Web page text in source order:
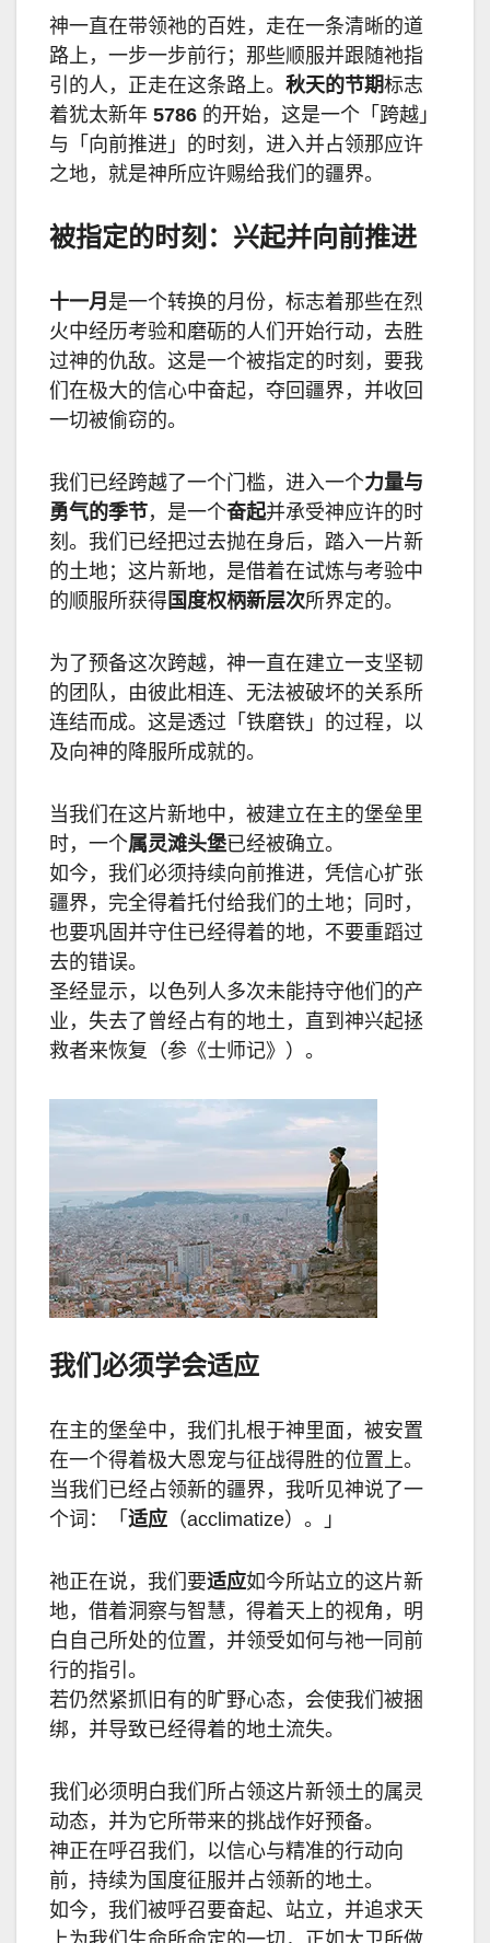
神一直在带领祂的百姓，走在一条清晰的道
路上，一步一步前行；那些顺服并跟随祂指
引的人，正走在这条路上。 秋天的节期标志
着犹太新年 5786 的开始，这是一个「跨越」
与「向前推进」的时刻，进入并占领那应许
之地，就是神所应许赐给我们的疆界。
被指定的时刻：兴起并向前推进
十一月 是一个转换的月份，标志着那些在烈
火中经历考验和磨砺的人们开始行动，去胜
过神的仇敌。这是一个被指定的时刻，要我
们在极大的信心中奋起，夺回疆界，并收回
一切被偷窃的。
我们已经跨越了一个门槛，进入一个力量与
勇气的季节，是一个奋起并承受神应许的时
刻。我们已经把过去抛在身后，踏入一片新
的土地；这片新地，是借着在试炼与考验中
的顺服所获得国度权柄新层次所界定的。
为了预备这次跨越，神一直在建立一支坚韧
的团队，由彼此相连、无法被破坏的关系所
连结而成。这是透过「铁磨铁」的过程，以
及向神的降服所成就的。
当我们在这片新地中，被建立在主的堡垒里
时，一个属灵滩头堡已经被确立。
如今，我们必须持续向前推进，凭信心扩张
疆界，完全得着托付给我们的土地；同时，
也要巩固并守住已经得着的地，不要重蹈过
去的错误。
圣经显示，以色列人多次未能持守他们的产
业，失去了曾经占有的地土，直到神兴起拯
救者来恢复（参《士师记》）。
我们必须学会适应
在主的堡垒中，我们扎根于神里面，被安置
在一个得着极大恩宠与征战得胜的位置上。
当我们已经占领新的疆界，我听见神说了一
个词：「 适应 （acclimatize）。」
祂正在说，我们要适应如今所站立的这片新
地，借着洞察与智慧，得着天上的视角，明
白自己所处的位置，并领受如何与祂一同前
行的指引。
若仍然紧抓旧有的旷野心态，会使我们被捆
绑，并导致已经得着的地土流失。
我们必须明白我们所占领这片新领土的属灵
动态，并为它所带来的挑战作好预备。
神正在呼召我们，以信心与精准的行动向
前，持续为国度征服并占领新的地土。
如今，我们被呼召要奋起、站立，并追求天